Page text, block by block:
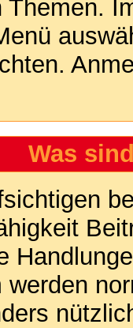
Themen.
Was